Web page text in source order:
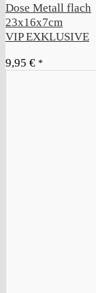
Dose Metall flach
23x16x7cm
VIP EXKLUSIVE
9,95 € *